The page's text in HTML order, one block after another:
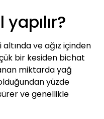
ve ağız içinden
bir kesiden bichat
miktarda yağ
yüzde
ve genellikle